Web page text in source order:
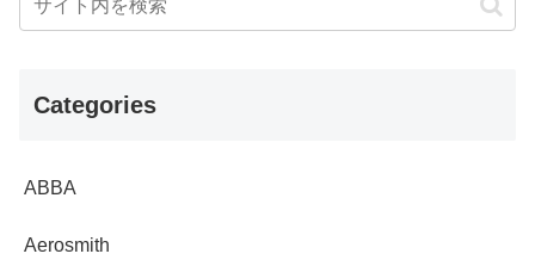
Categories
ABBA
Aerosmith